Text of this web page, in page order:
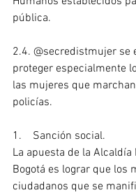
pública.
2.4. @secredistmujer se
proteger especialmente
las mujeres que
policías.
1.    Sanción social.
La apuesta de la Alcaldía
Bogotá es lograr que los
ciudadanos que se